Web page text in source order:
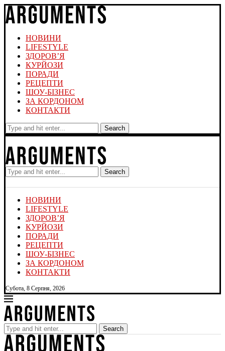
НОВИНИ
LIFESTYLE
ЗДОРОВ’Я
КУРЙОЗИ
ПОРАДИ
РЕЦЕПТИ
ШОУ-БІЗНЕС
ЗА КОРДОНОМ
КОНТАКТИ
Search
Search
НОВИНИ
LIFESTYLE
ЗДОРОВ’Я
КУРЙОЗИ
ПОРАДИ
РЕЦЕПТИ
ШОУ-БІЗНЕС
ЗА КОРДОНОМ
КОНТАКТИ
Субота, 8 Серпня, 2026
Search